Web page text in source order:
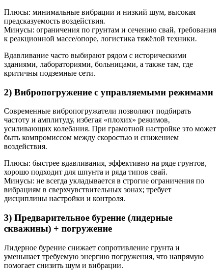
Плюсы: минимальные вибрации и низкий шум, высокая
предсказуемость воздействия.
Минусы: ограничения по грунтам и сечению свай, требования
к реакционной массе/опоре, логистика тяжёлой техники.
Вдавливание часто выбирают рядом с историческими
зданиями, лабораториями, больницами, а также там, где
критичны подземные сети.
2) Вибропогружение с управляемыми режимами
Современные вибропогружатели позволяют подбирать
частоту и амплитуду, избегая «плохих» режимов,
усиливающих колебания. При грамотной настройке это может
быть компромиссом между скоростью и снижением
воздействия.
Плюсы: быстрее вдавливания, эффективно на ряде грунтов,
хорошо подходит для шпунта и ряда типов свай.
Минусы: не всегда укладывается в строгие ограничения по
вибрациям в сверхчувствительных зонах; требует
дисциплины настройки и контроля.
3) Предварительное бурение (лидерные
скважины) + погружение
Лидерное бурение снижает сопротивление грунта и
уменьшает требуемую энергию погружения, что напрямую
помогает снизить шум и вибрации.